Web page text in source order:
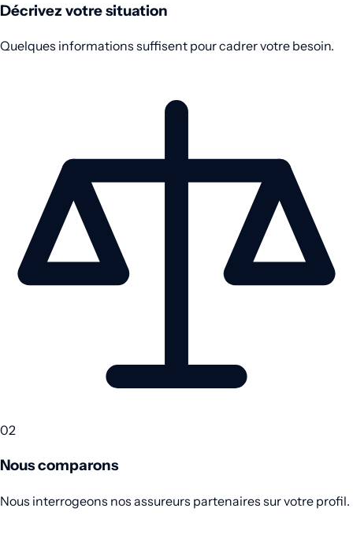
Décrivez votre situation
Quelques informations suffisent pour cadrer votre besoin.
02
Nous comparons
Nous interrogeons nos assureurs partenaires sur votre profil.